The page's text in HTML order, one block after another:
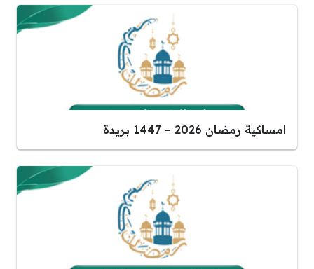
امساكية رمضان 2026 – 1447 بريدة